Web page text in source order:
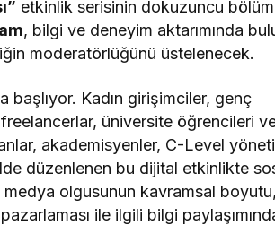
etkinlik serisinin dokuzuncu
, bilgi ve deneyim aktarımında
moderatörlüğünü üstelenecek.
başlıyor. Kadın girişimciler, genç
üniversite öğrencileri
akademisyenler, C-Level
düzenlenen bu dijital etkinlikte
olgusunun kavramsal boyutu,
ile ilgili bilgi